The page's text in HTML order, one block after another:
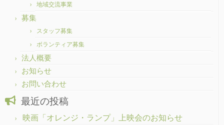
地域交流事業
募集
スタッフ募集
ボランティア募集
法人概要
お知らせ
お問い合わせ
最近の投稿
映画「オレンジ・ランプ」上映会のお知らせ